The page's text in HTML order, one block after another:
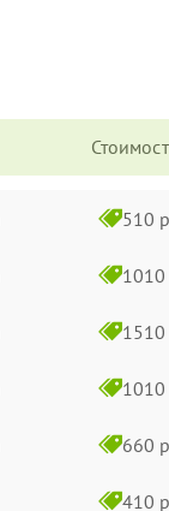
510 р
1010
1510
1010
660 р
410 р